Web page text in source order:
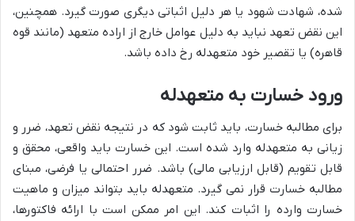
شده، شهادت شهود یا هر دلیل اثباتی دیگری صورت گیرد. همچنین،
این نقض تعهد نباید به دلیل عوامل خارج از اراده متعهد (مانند قوه
قاهره) یا تقصیر خود متعهدله رخ داده باشد.
ورود خسارت به متعهدله
برای مطالبه خسارت، باید ثابت شود که در نتیجه نقض تعهد، ضرر و
زیانی به متعهدله وارد شده است. این خسارت باید واقعی، محقق و
قابل تقویم (قابل ارزیابی مالی) باشد. ضرر احتمالی یا فرضی، مبنای
مطالبه خسارت قرار نمی گیرد. متعهدله باید بتواند میزان و ماهیت
خسارت وارده را اثبات کند. این امر ممکن است با ارائه فاکتورها،